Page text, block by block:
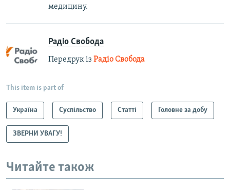
медицину.
Радіо Свобода
Передрук із Радіо Свобода
This item is part of
Україна Суспільство Статті Головне за добу
ЗВЕРНИ УВАГУ!
Читайте також